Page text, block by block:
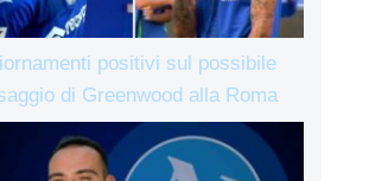
positivi sul possibile
di Greenwood alla Roma